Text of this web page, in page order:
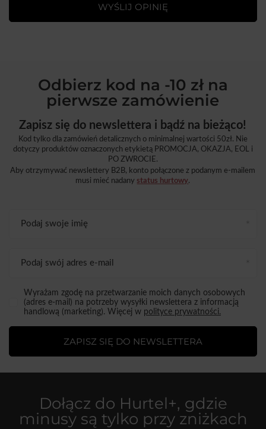
WYŚLIJ OPINIĘ
Odbierz kod na -10 zł na
pierwsze zamówienie
Zapisz się do newslettera i bądź na bieżąco!
Kod tylko dla zamówień detalicznych o minimalnej wartości 50zł. Nie
dotyczy produktów oznaczonych etykietą PROMOCJA, OKAZJA, EOL i
PO ZWROCIE.
Aby otrzymywać newslettery B2B, konto połączone z podanym e-mailem
musi mieć nadany status hurtowy.
Podaj swoje imię
Podaj swój adres e-mail
Wyrażam zgodę na przetwarzanie moich danych osobowych
(adres e-mail) na potrzeby wysyłki newslettera z informacją
handlową (marketing). Więcej w polityce prywatności.
ZAPISZ SIĘ DO NEWSLETTERA
Dołącz do Hurtel+, gdzie
minusy są tylko przy zniżkach